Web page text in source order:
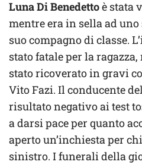
Luna Di Benedettoè stata
mentre era in sella ad
suo compagno di classe.
stato fatale per la
stato ricoverato in gravi
Vito Fazi. Il conducente
risultato negativo ai test
a darsi pace per quanto
aperto un’inchiesta per
sinistro. I funerali della